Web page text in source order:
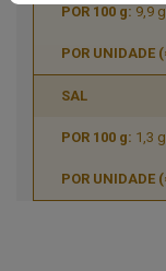
9,9 g
SAL
1,3 g